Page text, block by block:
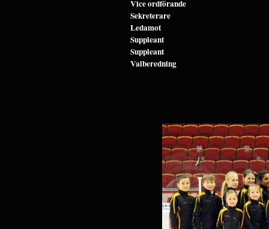
Vice ordförande
Sekreterare
Ledamot
Suppleant
Suppleant
Valberedning